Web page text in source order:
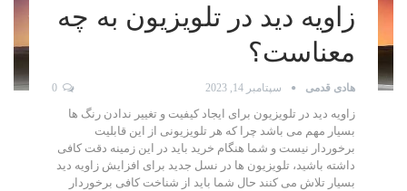
زاویه دید در تلویزیون به چه
معناست؟
هادی قدمی سپتامبر 14, 2023 0
زاویه دید در تلویزیون برای ایجاد کیفیت و تغییر ندادن رنگ ها
بسیار مهم می باشد چرا که هر تلویزیونی از این قابلیت
برخوردار نیست و شما هنگام خرید باید در این زمینه دقت کافی
داشته باشید، تلویزیون ها در نسل جدید برای افزایش زاویه دید
بسیار تلاش می کنند حال شما باید از شناخت کافی برخوردار